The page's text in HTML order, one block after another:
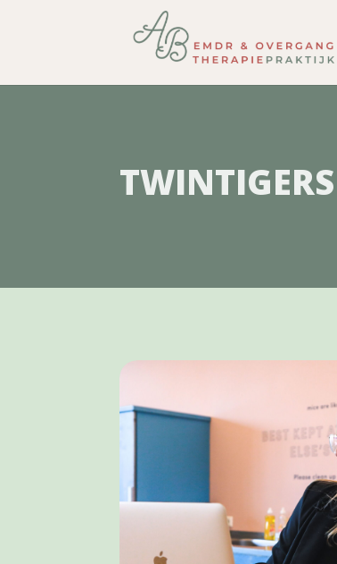
TWINTIGERS